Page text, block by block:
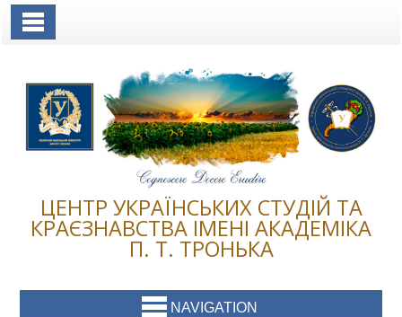
ЦЕНТР УКРАЇНСЬКИХ СТУДІЙ ТА
КРАЄЗНАВСТВА ІМЕНІ АКАДЕМІКА
П. Т. ТРОНЬКА
NAVIGATION